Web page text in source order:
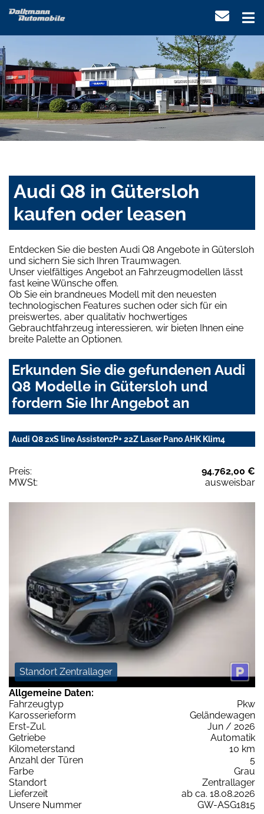
Audi Q8 in Gütersloh
kaufen oder leasen
Entdecken Sie die besten Audi Q8 Angebote in Gütersloh
und sichern Sie sich Ihren Traumwagen.
Unser vielfältiges Angebot an Fahrzeugmodellen lässt
fast keine Wünsche offen.
Ob Sie ein brandneues Modell mit den neuesten
technologischen Features suchen oder sich für ein
preiswertes, aber qualitativ hochwertiges
Gebrauchtfahrzeug interessieren, wir bieten Ihnen eine
breite Palette an Optionen.
Erkunden Sie die gefundenen Audi
Q8 Modelle in Gütersloh und
fordern Sie Ihr Angebot an
Audi Q8 2xS line AssistenzP+ 22Z Laser Pano AHK Klim4
Preis:
94.762,00 €
MWSt:
ausweisbar
Standort Zentrallager
Allgemeine Daten:
Fahrzeugtyp
Pkw
Karosserieform
Geländewagen
Erst-Zul.
Jun / 2026
Getriebe
Automatik
Kilometerstand
10 km
Anzahl der Türen
5
Farbe
Grau
Standort
Zentrallager
Lieferzeit
ab ca. 18.08.2026
Unsere Nummer
GW-ASG1815